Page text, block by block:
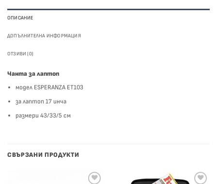
ОПИСАНИЕ
ДОПЪЛНИТЕЛНА ИНФОРМАЦИЯ
ОТЗИВИ (0)
Чанта за лаптоп
модел ESPERANZA ЕТ103
за лаптоп 17 инча
размери 43/33/5 см
СВЪРЗАНИ ПРОДУКТИ